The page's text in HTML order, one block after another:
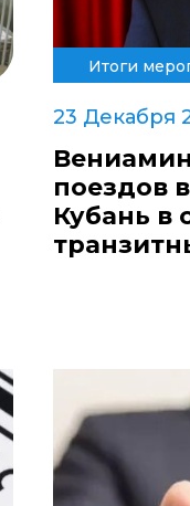
Итоги
23 Декабря
поездов
Кубань в